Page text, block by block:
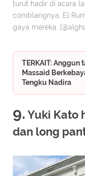
turut hadir di acara
comblangnya, El
gaya mereka.
TERKAIT: Anggun
Massaid
Tengku Nadira
9. Yuki Kato
dan long